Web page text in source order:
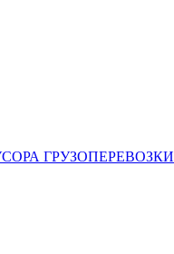
ГРУЗОПЕРЕВОЗКИ